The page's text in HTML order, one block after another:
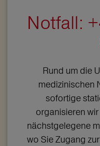
Notfall:
Rund um die
medizinischen
sofortige
organisieren
nächstgelegene
wo Sie Zugang